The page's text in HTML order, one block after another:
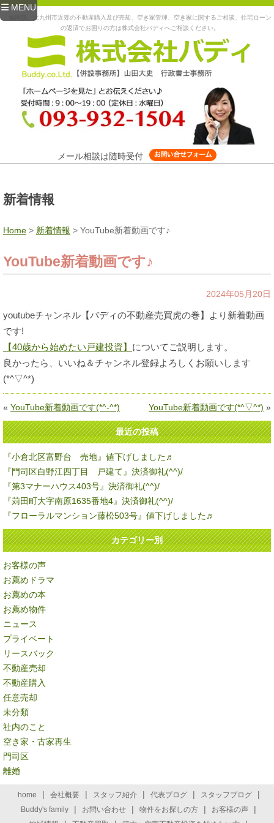
MENU
福岡県、北九州市近郊の不動産購入及び売却、空き家管理、空き家に関するご相談、住宅ローン
の返済でお困りの方は株式会社バディへご相談ください。
メール相談は随時受付
新着情報
Home > 新着情報 > YouTube新着動画です♪
YouTube新着動画です♪
2024年05月20日
youtubeチャンネル【バディの不動産売買虎の巻】より新着動画
です!
【40歳から始めたい戸建投資】 についてご説明します。
良かったら、いいね＆チャンネル登録よろしくお願いします
(*^▽^*)
« YouTube新着動画です(*^-^*) YouTube新着動画です(*^▽^*) »
最近の投稿
『小倉北区富野台 売地』値下げしました♬
『門司区白野江四丁目 戸建て』決済御礼(^^)/
『第3マナーハウス403号』決済御礼(^^)/
『苅田町大字南原1635番地4』決済御礼(^^)/
『フローラルマンション藤松503号』値下げしました♬
カテゴリー別
お客様の声
お薦めドラマ
お薦めの本
お薦め物件
ニュース
プライベート
リースバック
不動産売却
不動産購入
任意売却
未分類
社内のこと
空き家・古家再生
門司区
離婚
home | 会社概要 | スタッフ紹介 | 代表ブログ | スタッフブログ |
Buddy's family | お問い合わせ | 物件をお探しの方 | お客様の声 |